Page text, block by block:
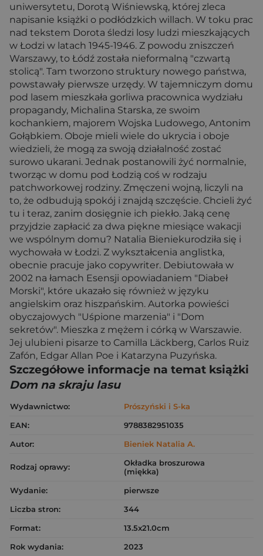
uniwersytetu, Dorotą Wiśniewską, której zleca
napisanie książki o podłódzkich willach. W toku prac
nad tekstem Dorota śledzi losy ludzi mieszkających
w Łodzi w latach 1945-1946. Z powodu zniszczeń
Warszawy, to Łódź została nieformalną "czwartą
stolicą". Tam tworzono struktury nowego państwa,
powstawały pierwsze urzędy. W tajemniczym domu
pod lasem mieszkała gorliwa pracownica wydziału
propagandy, Michalina Starska, ze swoim
kochankiem, majorem Wojska Ludowego, Antonim
Gołąbkiem. Oboje mieli wiele do ukrycia i oboje
wiedzieli, że mogą za swoją działalność zostać
surowo ukarani. Jednak postanowili żyć normalnie,
tworząc w domu pod Łodzią coś w rodzaju
patchworkowej rodziny. Zmęczeni wojną, liczyli na
to, że odbudują spokój i znajdą szczęście. Chcieli żyć
tu i teraz, zanim dosięgnie ich piekło. Jaką cenę
przyjdzie zapłacić za dwa piękne miesiące wakacji
we wspólnym domu? Natalia Bieniekurodziła się i
wychowała w Łodzi. Z wykształcenia anglistka,
obecnie pracuje jako copywriter. Debiutowała w
2002 na łamach Esensji opowiadaniem "Diabeł
Morski", które ukazało się również w języku
angielskim oraz hiszpańskim. Autorka powieści
obyczajowych "Uśpione marzenia" i "Dom
sekretów". Mieszka z mężem i córką w Warszawie.
Jej ulubieni pisarze to Camilla Läckberg, Carlos Ruiz
Zafón, Edgar Allan Poe i Katarzyna Puzyńska.
Szczegółowe informacje na temat książki
Dom na skraju lasu
Wydawnictwo:
Prószyński i S-ka
EAN:
9788382951035
Autor:
Bieniek Natalia A.
Rodzaj oprawy:
Okładka broszurowa
(miękka)
Wydanie:
pierwsze
Liczba stron:
344
Format:
13.5x21.0cm
Rok wydania:
2023